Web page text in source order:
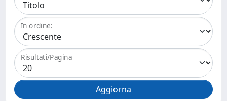
In ordine:
Risultati/Pagina